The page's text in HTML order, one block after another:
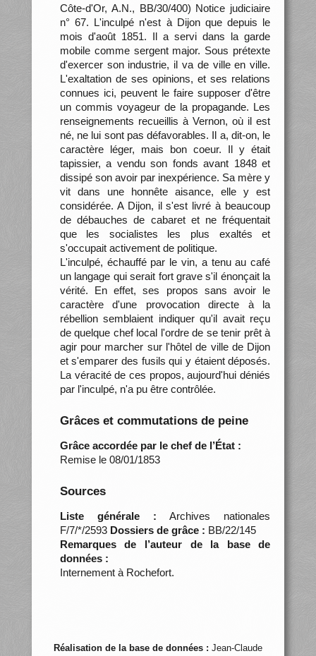
Côte-d'Or, A.N., BB/30/400) Notice judiciaire
n° 67. L'inculpé n'est à Dijon que depuis le
mois d'août 1851. Il a servi dans la garde
mobile comme sergent major. Sous prétexte
d'exercer son industrie, il va de ville en ville.
L'exaltation de ses opinions, et ses relations
connues ici, peuvent le faire supposer d'être
un commis voyageur de la propagande. Les
renseignements recueillis à Vernon, où il est
né, ne lui sont pas défavorables. Il a, dit-on, le
caractère léger, mais bon coeur. Il y était
tapissier, a vendu son fonds avant 1848 et
dissipé son avoir par inexpérience. Sa mère y
vit dans une honnête aisance, elle y est
considérée. A Dijon, il s'est livré à beaucoup
de débauches de cabaret et ne fréquentait
que les socialistes les plus exaltés et
s'occupait activement de politique.
L'inculpé, échauffé par le vin, a tenu au café
un langage qui serait fort grave s'il énonçait la
vérité. En effet, ses propos sans avoir le
caractère d'une provocation directe à la
rébellion semblaient indiquer qu'il avait reçu
de quelque chef local l'ordre de se tenir prêt à
agir pour marcher sur l'hôtel de ville de Dijon
et s'emparer des fusils qui y étaient déposés.
La véracité de ces propos, aujourd'hui déniés
par l'inculpé, n'a pu être contrôlée.
Grâces et commutations de peine
Grâce accordée par le chef de l’État :
Remise le 08/01/1853
Sources
Liste générale : Archives nationales
F/7/*/2593 Dossiers de grâce : BB/22/145
Remarques de l’auteur de la base de
données :
Internement à Rochefort.
Réalisation de la base de données : Jean-Claude